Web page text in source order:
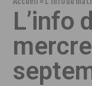
L’info